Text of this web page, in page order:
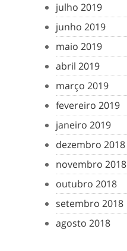
julho 2019
junho 2019
maio 2019
abril 2019
março 2019
fevereiro 2019
janeiro 2019
dezembro 2018
novembro 2018
outubro 2018
setembro 2018
agosto 2018